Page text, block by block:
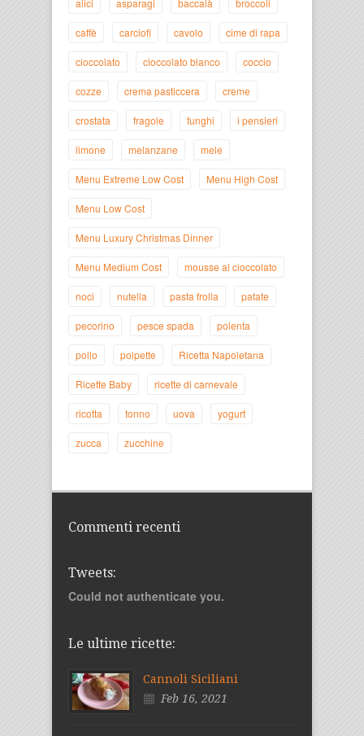
alici asparagi baccalà broccoli
caffè carciofi cavolo cime di rapa
cioccolato cioccolato bianco coccio
cozze crema pasticcera creme
crostata fragole funghi i pensieri
limone melanzane mele
Menu Extreme Low Cost Menu High Cost
Menu Low Cost
Menu Luxury Christmas Dinner
Menu Medium Cost mousse al cioccolato
noci nutella pasta frolla patate
pecorino pesce spada polenta
pollo polpette Ricetta Napoletana
Ricette Baby ricette di carnevale
ricotta tonno uova yogurt
zucca zucchine
Commenti recenti
Tweets:
Could not authenticate you.
Le ultime ricette:
Cannoli Siciliani
Feb 16, 2021